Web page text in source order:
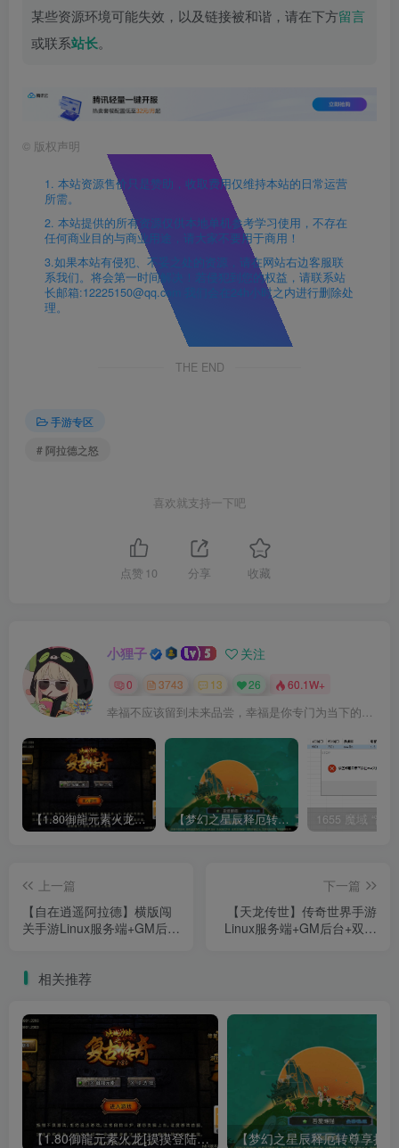
某些资源环境可能失效，以及链接被和谐，请在下方留言
或联系站长。
© 版权声明
1. 本站资源售价只是赞助，收取费用仅维持本站的日常运营
所需。
2. 本站提供的所有资源仅供本地单机参考学习使用，不存在
任何商业目的与商业用途，请大家不要用于商用！
3.如果本站有侵犯、不妥之处的资源，请在网站右边客服联
系我们。将会第一时间解决！若侵犯到您的权益，请联系站
长邮箱:12225150@qq.com 我们会在24h小时之内进行删除处
理。
THE END
手游专区
# 阿拉德之怒
喜欢就支持一下吧
点赞 10 分享 收藏
小狸子 关注
0 3743 13 26 60.1W+
【1.80御龍元素火龙[摸摸登陆器]】战神引擎WIN服务端+GM工具+充值后台+双端+架设教程 【梦幻之星辰释厄转尊享挂机版】MT3换皮梦幻西游Linux服务端+GM后台+双端+源码+架设教程
上一篇
【自在逍遥阿拉德】横版闯
关手游Linux服务端+GM后台
下一篇
【天龙传世】传奇世界手游
Linux服务端+GM后台+双端
相关推荐
【1.80御龍元素火龙[摸摸登陆器]】战神引擎WIN服务端+GM工具+充值后台+双端+架设教程